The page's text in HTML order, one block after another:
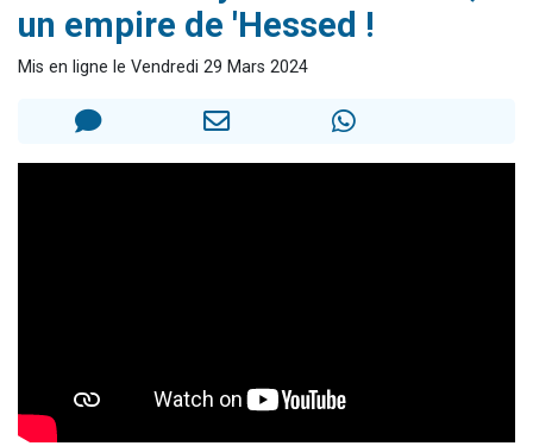
30 personnes viennent de faire un don pour Sauvez la jambe de Yohan
12 nouvelles musiques dans Torah-Box Music
29 personnes viennent de demander une bénédiction
un empire de 'Hessed !
Mis en ligne le Vendredi 29 Mars 2024